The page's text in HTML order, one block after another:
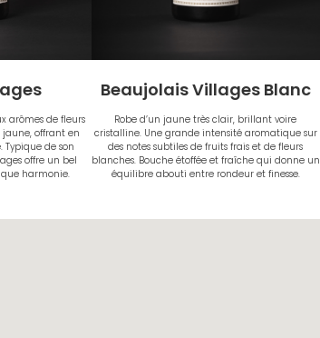
arômes de fleurs
offrant en
de son
offre un bel
harmonie.
Beaujolais Villages Blanc
Robe d’un jaune très clair, brillant voire
cristalline. Une grande intensité aromatique sur
des notes subtiles de fruits frais et de fleurs
blanches. Bouche étoffée et fraîche qui donne un
équilibre abouti entre rondeur et finesse.